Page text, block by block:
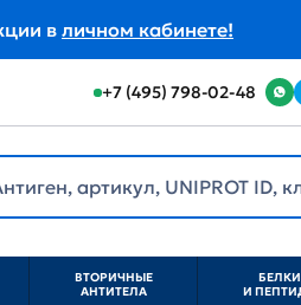
в личном кабинете!
+7 (495) 798-02-48
ВТОРИЧНЫЕ
АНТИТЕЛА
БЕЛКИ
И